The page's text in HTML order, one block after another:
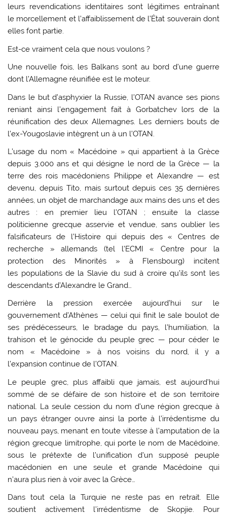
leurs revendications identitaires sont légitimes entraînant
le morcellement et l’affaiblissement de l’État souverain dont
elles font partie.
Est-ce vraiment cela que nous voulons ?
Une nouvelle fois, les Balkans sont au bord d’une guerre
dont l’Allemagne réunifiée est le moteur.
Dans le but d’asphyxier la Russie, l’OTAN avance ses pions
reniant ainsi l’engagement fait à Gorbatchev lors de la
réunification des deux Allemagnes. Les derniers bouts de
l’ex-Yougoslavie intègrent un à un l’OTAN.
L’usage du nom « Macédoine » qui appartient à la Grèce
depuis 3.000 ans et qui désigne le nord de la Grèce — la
terre des rois macédoniens Philippe et Alexandre — est
devenu, depuis Tito, mais surtout depuis ces 35 dernières
années, un objet de marchandage aux mains des uns et des
autres : en premier lieu l’OTAN ; ensuite la classe
politicienne grecque asservie et vendue, sans oublier les
falsificateurs de l’Histoire qui depuis des « Centres de
recherche » allemands (tel l’ECMI « Centre pour la
protection des Minorités » à Flensbourg) incitent
les populations de la Slavie du sud à croire qu’ils sont les
descendants d’Alexandre le Grand…
Derrière la pression exercée aujourd’hui sur le
gouvernement d’Athènes — celui qui finit le sale boulot de
ses prédécesseurs, le bradage du pays, l’humiliation, la
trahison et le génocide du peuple grec — pour céder le
nom « Macédoine » à nos voisins du nord, il y a
l’expansion continue de l’OTAN.
Le peuple grec, plus affaibli que jamais, est aujourd’hui
sommé de se défaire de son histoire et de son territoire
national. La seule cession du nom d’une région grecque à
un pays étranger ouvre ainsi la porte à l’irrédentisme du
nouveau pays, menant en toute vitesse à l’amputation de la
région grecque limitrophe, qui porte le nom de Macédoine,
sous le prétexte de l’unification d’un supposé peuple
macédonien en une seule et grande Macédoine qui
n’aura plus rien à voir avec la Grèce…
Dans tout cela la Turquie ne reste pas en retrait. Elle
soutient activement l’irrédentisme de Skopjie. Pour